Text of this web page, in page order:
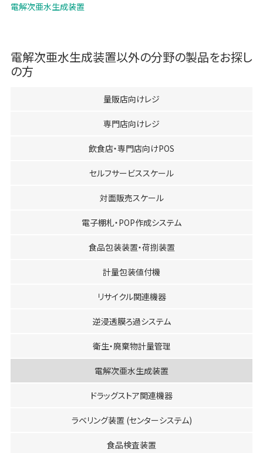
電解次亜水生成装置
電解次亜水生成装置以外の分野の製品をお探し
の方
量販店向けレジ
専門店向けレジ
飲食店・専門店向けPOS
セルフサービススケール
対面販売スケール
電子棚札・POP作成システム
食品包装装置・荷捌装置
計量包装値付機
リサイクル関連機器
逆浸透膜ろ過システム
衛生・廃棄物計量管理
電解次亜水生成装置
ドラッグストア関連機器
ラベリング装置 (センターシステム)
食品検査装置